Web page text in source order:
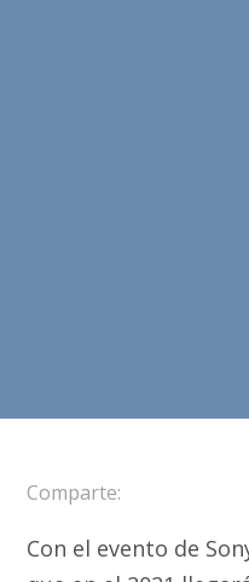
Comparte:
Con el evento de